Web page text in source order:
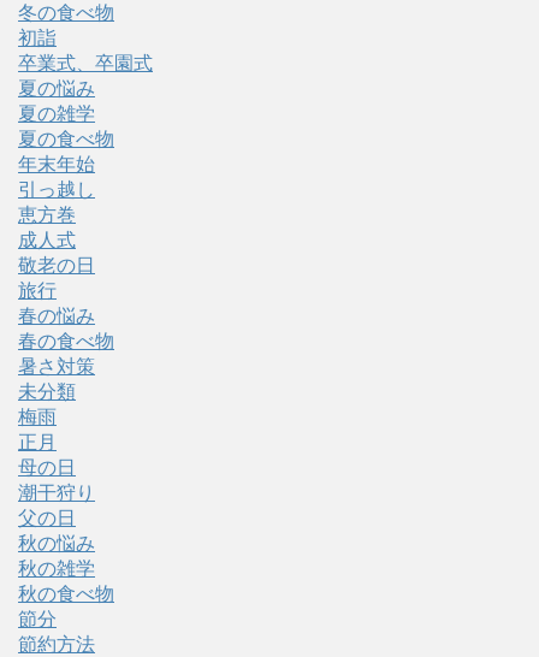
冬の食べ物
初詣
卒業式、卒園式
夏の悩み
夏の雑学
夏の食べ物
年末年始
引っ越し
恵方巻
成人式
敬老の日
旅行
春の悩み
春の食べ物
暑さ対策
未分類
梅雨
正月
母の日
潮干狩り
父の日
秋の悩み
秋の雑学
秋の食べ物
節分
節約方法